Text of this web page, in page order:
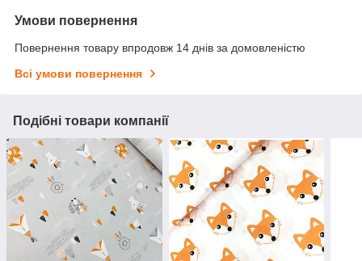
Умови повернення
Повернення товару впродовж 14 днів за домовленістю
Всі умови повернення
Подібні товари компанії